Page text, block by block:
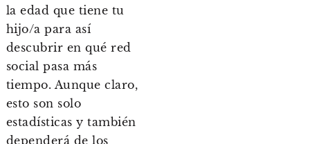
la edad que tiene tu
hijo/a para así
descubrir en qué red
social pasa más
tiempo. Aunque claro,
esto son solo
estadísticas y también
dependerá de los